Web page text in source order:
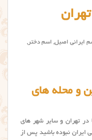
ایرانی اصیل, اسم دختر ,
و محله های
در تهران و سایر شهر های
ایران نبوده باشید پس از